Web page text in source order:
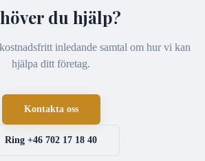
du hjälp?
inledande samtal om hur vi kan
hjälpa ditt företag.
Kontakta oss
Ring +46 702 17 18 40